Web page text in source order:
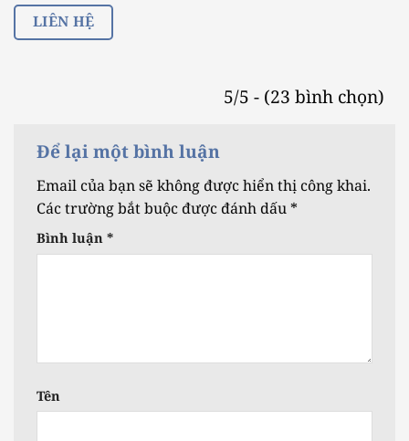
LIÊN HỆ
5/5 - (23 bình chọn)
Để lại một bình luận
Email của bạn sẽ không được hiển thị công khai.
Các trường bắt buộc được đánh dấu*
Bình luận *
Tên